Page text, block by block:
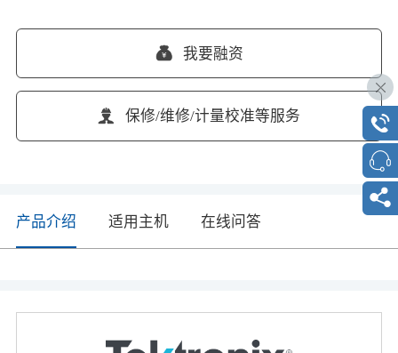
我要融资
保修/维修/计量校准等服务
产品介绍 适用主机 在线问答